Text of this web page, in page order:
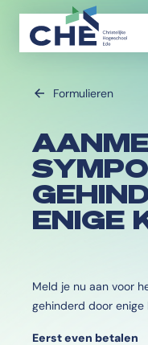
Formulieren
ENIGE
Meld je nu aan voor
gehinderd door enige
Eerst even betalen